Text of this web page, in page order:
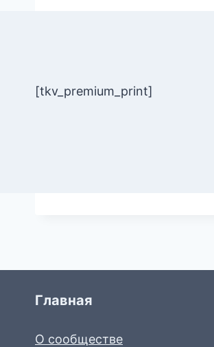
[tkv_premium_print]
Главная
О сообществе